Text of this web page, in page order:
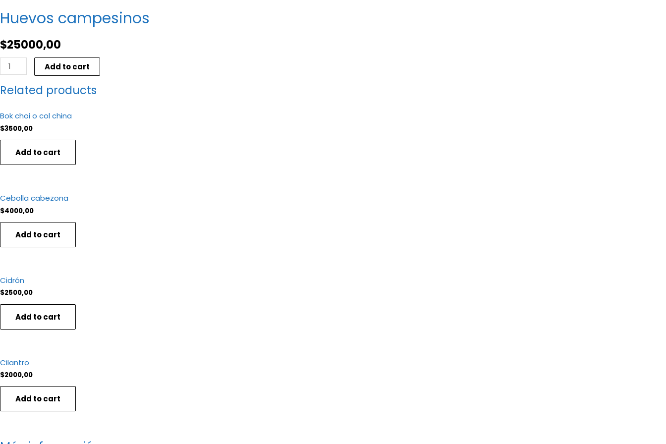
Huevos campesinos
$25000,00
Huevos
campesinos
quantity
Add to cart
Related products
Bok choi o col china
$3500,00
Add to cart
Cebolla cabezona
$4000,00
Add to cart
Cidrón
$2500,00
Add to cart
Cilantro
$2000,00
Add to cart
finca es un bello ecosistema donde habitan animales y
con cuya cosecha preparamos parte de los alimentos